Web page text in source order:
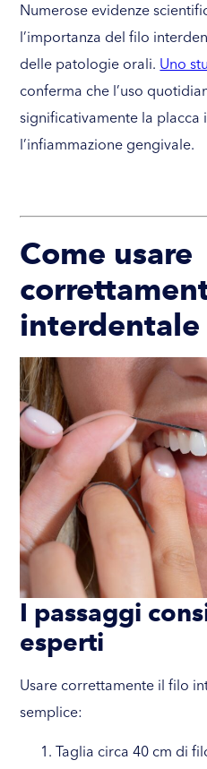
Numerose evidenze
l’importanza del filo
delle patologie orali. Uno
conferma che l’uso
significativamente la placca
l’infiammazione gengivale.
Come usare
interdentale
I passaggi
esperti
Usare correttamente il filo
semplice:
Taglia circa 40 cm di